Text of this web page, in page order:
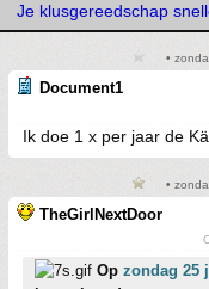
Je klusgereedschap
•
Document1
Ik doe 1 x per jaar de
•
TheGirlNextDoor
Op zondag 25